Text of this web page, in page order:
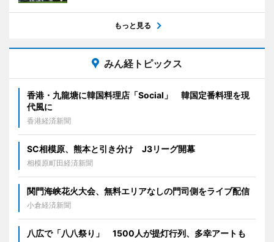
もっと見る
みん経トピックス
香港・九龍塘に韓国料理店「Social」 韓国定番料理を現
代風に
香港経済新聞
SC相模原、熊本と引き分け J3リーグ開幕
相模原町田経済新聞
関門海峡花火大会、無料エリアなしの門司側をライブ配信
小倉経済新聞
八広で「八八祭り」 1500人が提灯行列、多幸アートも